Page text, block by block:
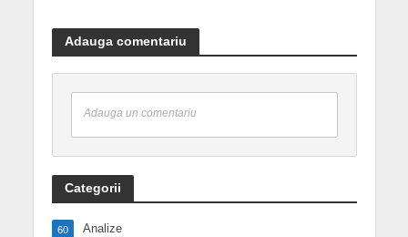
Adauga comentariu
Adauga un comentariu
Categorii
Analize
60